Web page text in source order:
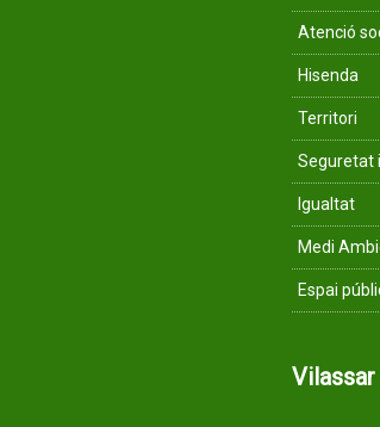
Atenció
Hisenda
Territori
Seguretat
Igualtat
Medi
Espai